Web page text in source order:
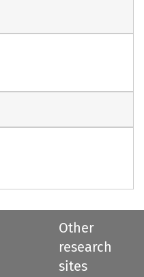
Other
research
sites